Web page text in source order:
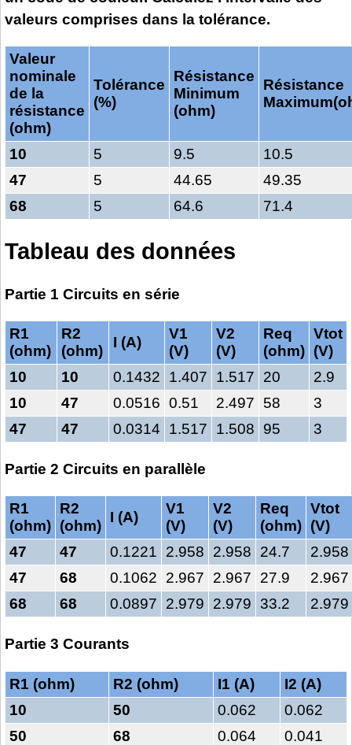
valeurs comprises dans la tolérance.
Valeur
nominale
de la
résistance
(ohm)
Tolérance
(%)
Résistance
Minimum
(ohm)
Résistance
10 5 9.5
10.5
47
5 44.65
49.35
68
5 64.6 71.4
Tableau des données
Partie 1 Circuits en série
R1
(ohm)
R2
(ohm)
I (A)
V1
(V)
V2
(V)
Req
(ohm)
Vtot
(V)
10
10 0.1432 1.407 1.517 20
2.9
10
47 0.0516 0.51 2.497 58
3
47
47 0.0314 1.517 1.508 95 3
Partie 2 Circuits en parallèle
R1
(ohm)
R2
(ohm)
I (A)
V1
(V)
V2
(V)
Req
(ohm)
Vtot
(V)
47
47 0.1221 2.958 2.958 24.7
2.958
47
68 0.1062 2.967 2.967 27.9
2.967
68
68 0.0897 2.979 2.979 33.2 2.979
Partie 3 Courants
R1 (ohm) R2 (ohm) I1 (A)
I2 (A)
10
50 0.062
0.062
50
68 0.064 0.041